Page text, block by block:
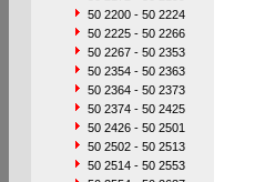
50 2200 - 50 2224
50 2225 - 50 2266
50 2267 - 50 2353
50 2354 - 50 2363
50 2364 - 50 2373
50 2374 - 50 2425
50 2426 - 50 2501
50 2502 - 50 2513
50 2514 - 50 2553